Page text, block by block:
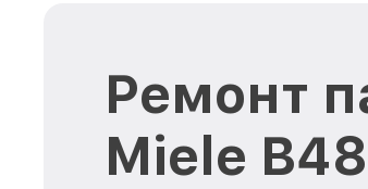
Ремонт
Miele